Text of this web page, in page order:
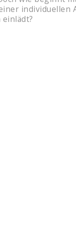
individuellen